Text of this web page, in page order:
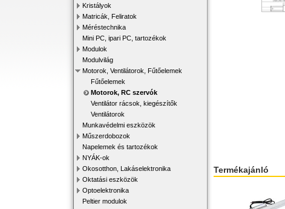
Kristályok
Matricák, Feliratok
Méréstechnika
Mini PC, ipari PC, tartozékok
Modulok
Modulvilág
Motorok, Ventilátorok, Fűtőelemek
Fűtőelemek
Motorok, RC szervók
Ventilátor rácsok, kiegészítők
Ventilátorok
Munkavédelmi eszközök
Műszerdobozok
Napelemek és tartozékok
NYÁK-ok
Okosotthon, Lakáselektronika
Oktatási eszközök
Optoelektronika
Peltier modulok
Termékajánló